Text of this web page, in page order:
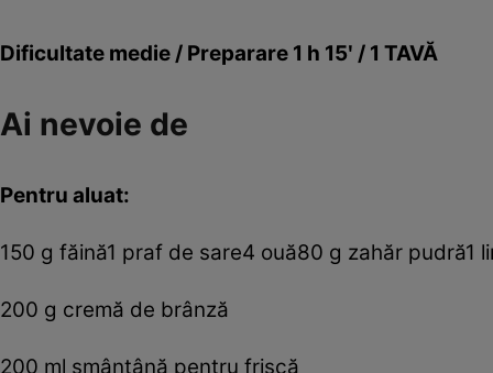
Dificultate medie / Preparare 1 h 15ʹ / 1 TAVĂ
Ai nevoie de
Pentru aluat:
150 g făină1 praf de sare4 ouă80 g zahăr
200 g cremă de brânză
200 ml smântână pentru frişcă